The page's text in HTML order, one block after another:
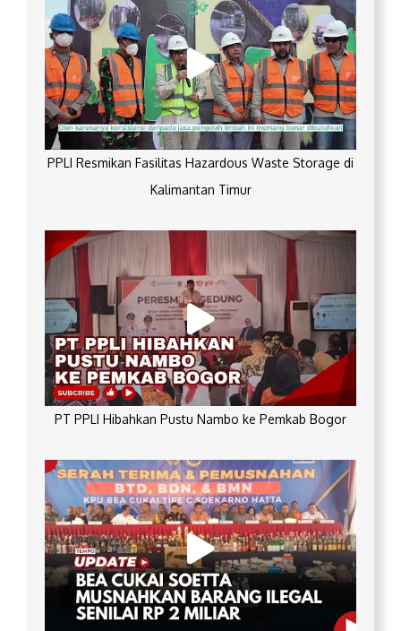
PPLI Resmikan Fasilitas Hazardous Waste Storage di
Kalimantan Timur
PT PPLI Hibahkan Pustu Nambo ke Pemkab Bogor